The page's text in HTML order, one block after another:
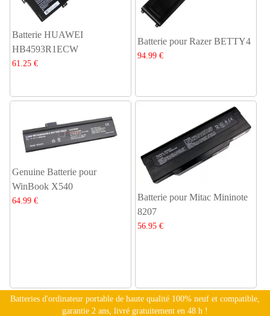
Batterie HUAWEI
HB4593R1ECW
61.25 €
Batterie pour Razer BETTY4
94.99 €
Genuine Batterie pour
WinBook X540
64.99 €
Batterie pour Mitac Mininote
8207
56.95 €
Batteries d'ordinateur portable de haute qualité 100% neuf et compatible,
garantie 2 ans, livré gratuitement en 48 h !